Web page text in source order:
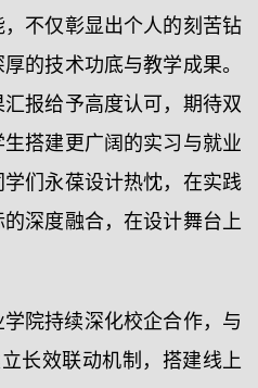
不仅彰显出个人的刻苦钻
的技术功底与教学成果。
报给予高度认可，期待双
搭建更广阔的实习与就业
们永葆设计热忱，在实践
深度融合，在设计舞台上
院持续深化校企合作，与
长效联动机制，搭建线上